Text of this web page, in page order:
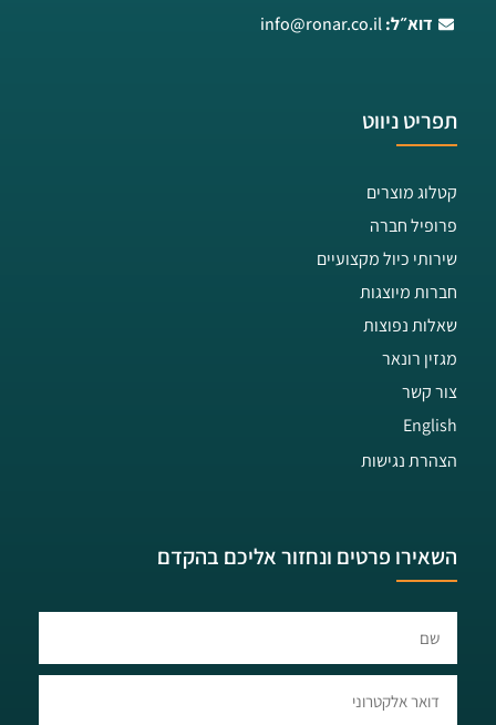
דוא״ל: info@ronar.co.il
תפריט ניווט
קטלוג מוצרים
פרופיל חברה
שירותי כיול מקצועיים
חברות מיוצגות
שאלות נפוצות
מגזין רונאר
צור קשר
English
הצהרת נגישות
השאירו פרטים ונחזור אליכם בהקדם​​